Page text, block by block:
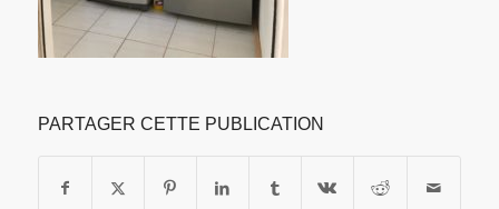
PARTAGER CETTE PUBLICATION